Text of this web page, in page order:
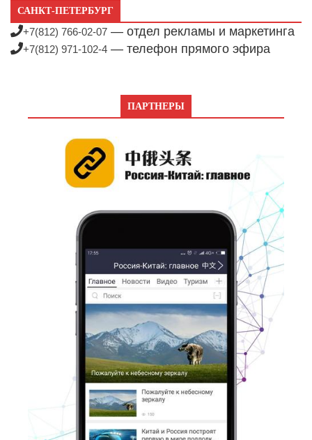
САНКТ-ПЕТЕРБУРГ
+7(812) 766-02-07 — отдел рекламы и маркетинга
+7(812) 971-102-4 — телефон прямого эфира
ПАРТНЕРЫ